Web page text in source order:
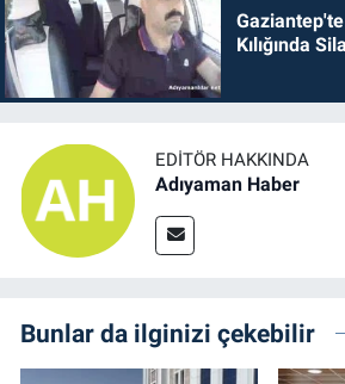
Kılığında
EDITÖR HAKKINDA
Adıyaman Haber
Bunlar da ilginizi çekebilir